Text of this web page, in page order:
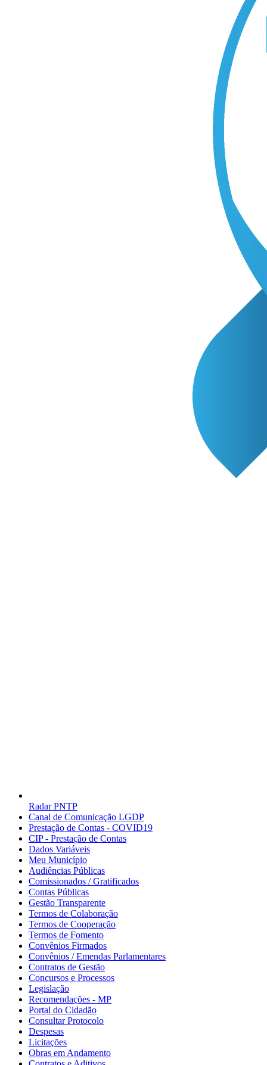
Radar PNTP
Canal de Comunicação LGDP
Prestação de Contas - COVID19
CIP - Prestação de Contas
Dados Variáveis
Meu Município
Audiências Públicas
Comissionados / Gratificados
Contas Públicas
Gestão Transparente
Termos de Colaboração
Termos de Cooperação
Termos de Fomento
Convênios Firmados
Convênios / Emendas Parlamentares
Contratos de Gestão
Concursos e Processos
Legislação
Recomendações - MP
Portal do Cidadão
Consultar Protocolo
Despesas
Licitações
Obras em Andamento